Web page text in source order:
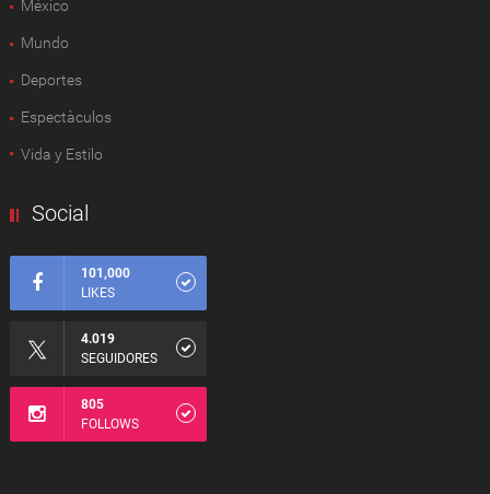
México
Mundo
Deportes
Espectàculos
Vida y Estilo
Social
101,000
LIKES
4.019
SEGUIDORES
805
FOLLOWS